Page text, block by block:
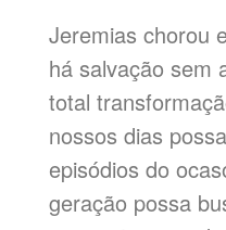
Jeremias chorou
há salvação sem
total
nossos dias
episódios do
geração possa